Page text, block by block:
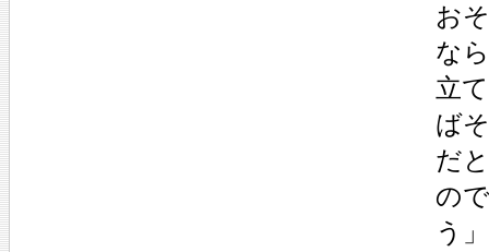
お
な
立
ば
だ
の
う